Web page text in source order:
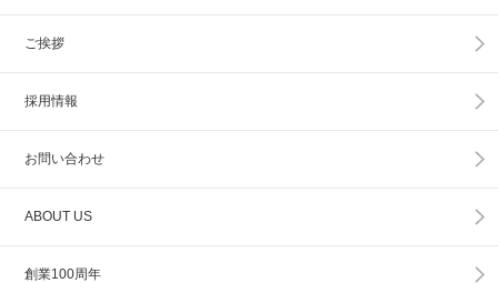
ご挨拶
採用情報
お問い合わせ
ABOUT US
創業100周年